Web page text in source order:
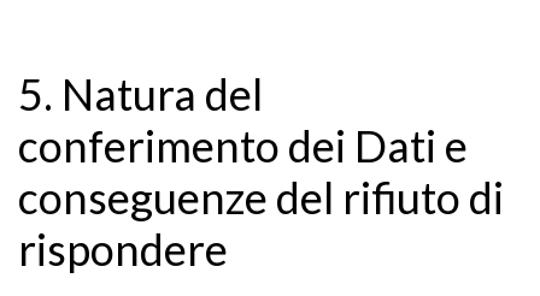
5. Natura del
conferimento dei Dati e
conseguenze del rifiuto di
rispondere